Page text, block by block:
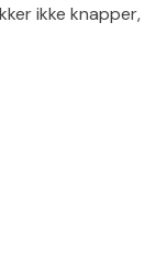
ikke knapper,